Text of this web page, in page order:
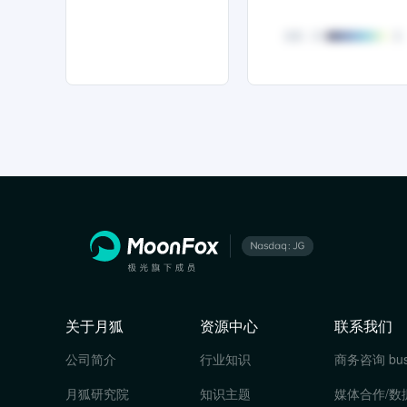
关于月狐
公司简介
月狐研究院
资源中心
行业知识
知识主题
联系我们
商务咨询
媒体合作/数